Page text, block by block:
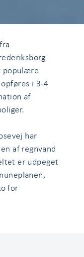
grund
populære
i 3-4
af
har
af regnvand
er udpeget
for